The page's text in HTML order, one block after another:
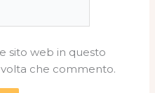
sito web in questo
che commento.